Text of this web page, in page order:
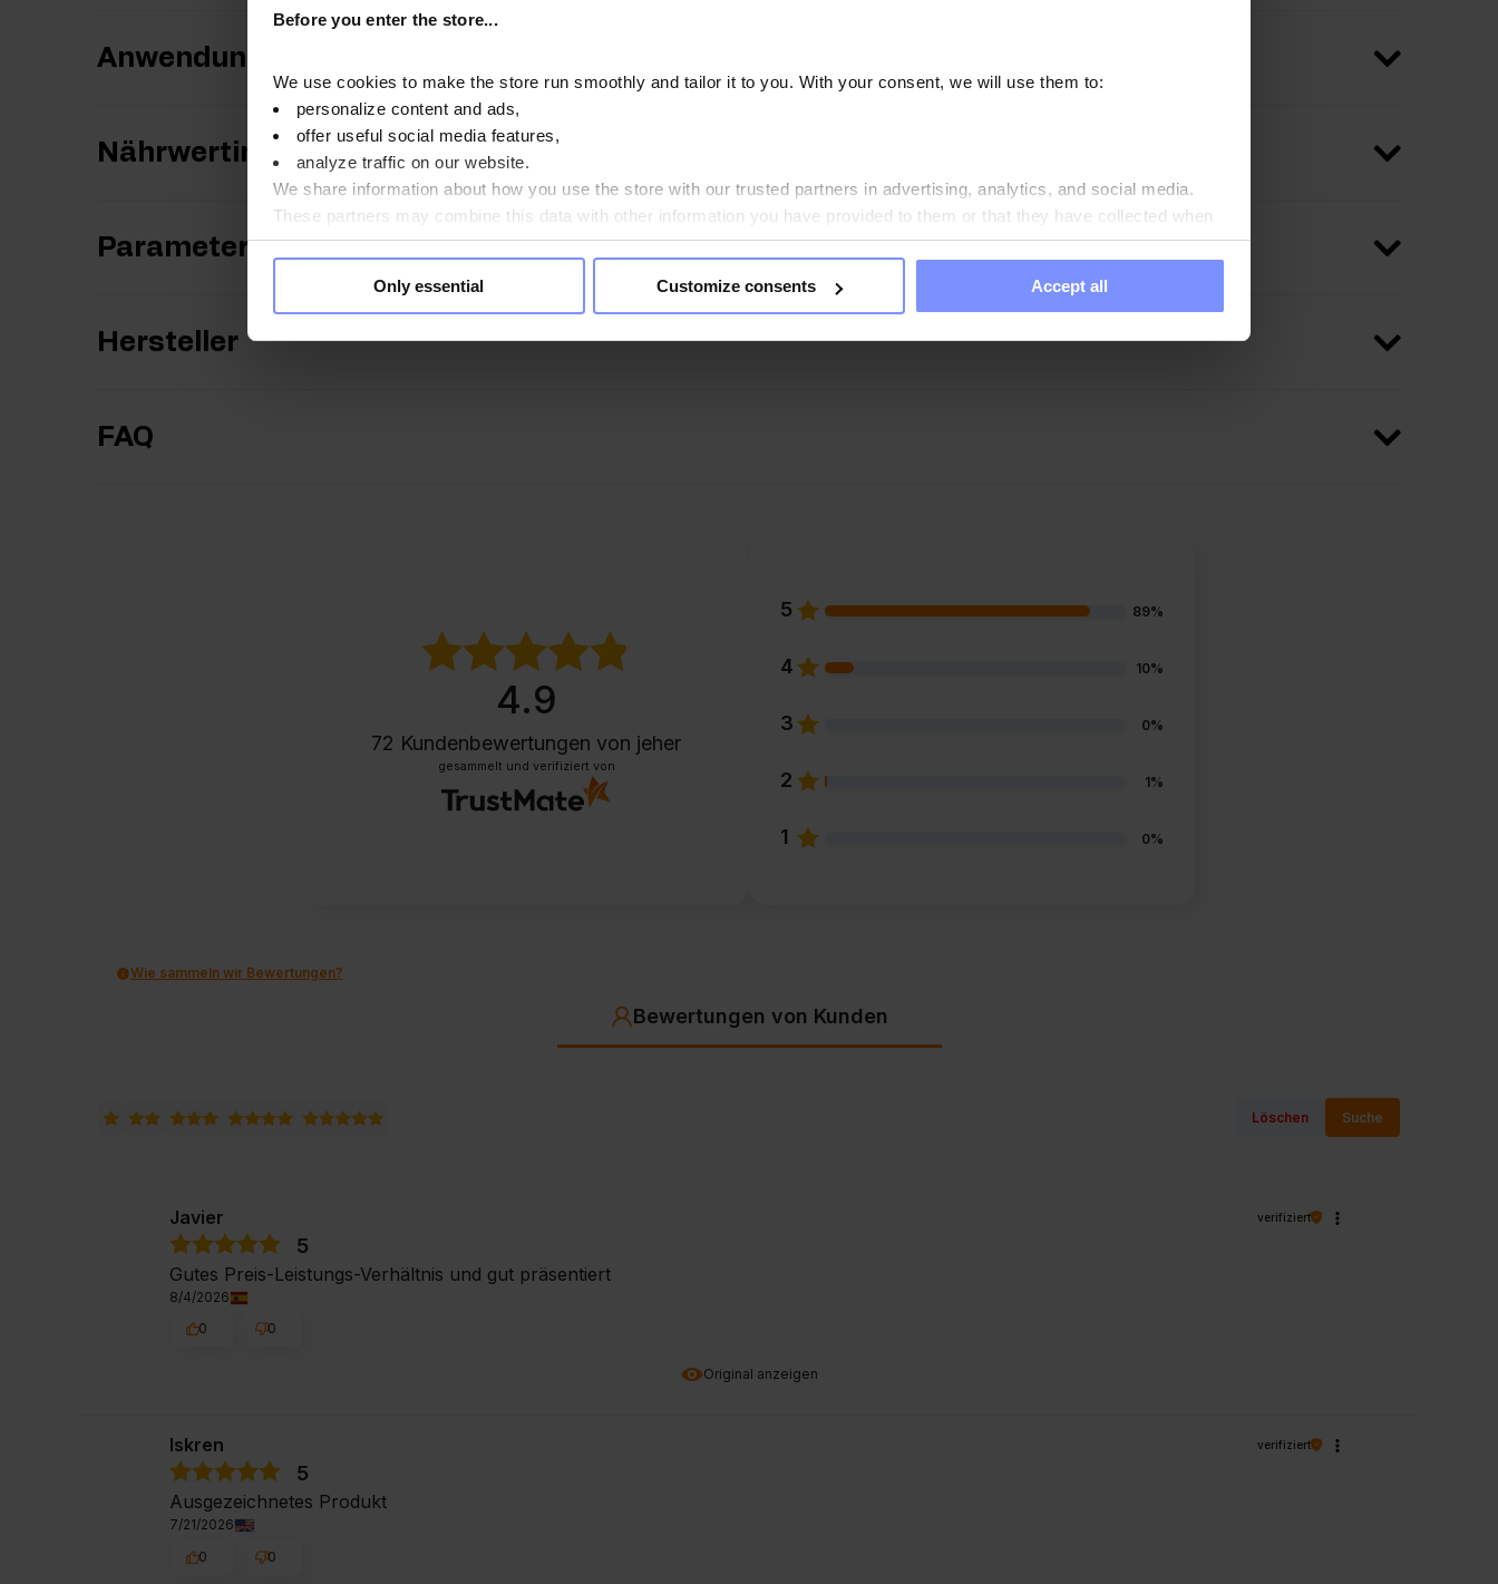
Before you enter the store...
We use cookies to make the store run smoothly and tailor it to you. With your consent, we will use them to:
personalize content and ads,
offer useful social media features,
analyze traffic on our website.
We share information about how you use the store with our trusted partners in advertising, analytics, and social media.
These partners may combine this data with other information you have provided to them or that they have collected when
you use their services. Do you agree?
Only essential Customize consents Accept all
Anwendungsweise
Nährwertinformationen
Parameter
Hersteller
FAQ
4.9
72 Kundenbewertungen von jeher
gesammelt und verifiziert von
5 89%
4 10%
3 0%
2 1%
1 0%
Wie sammeln wir Bewertungen?
Bewertungen von Kunden
Löschen Suche
Original anzeigen
Javier verifiziert
5
Gutes Preis-Leistungs-Verhältnis und gut präsentiert
8/4/2026
0
0
Iskren verifiziert
5
Ausgezeichnetes Produkt
7/21/2026
0
0